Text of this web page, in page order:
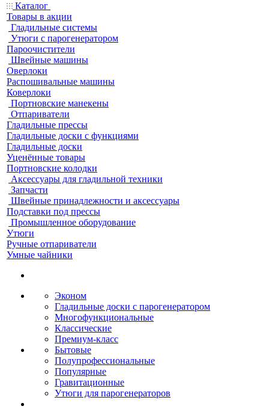
Каталог
Товары в акции
Гладильные системы
Утюги с парогенератором
Пароочистители
Швейные машины
Оверлоки
Распошивальные машины
Коверлоки
Портновские манекены
Отпариватели
Гладильные прессы
Гладильные доски с функциями
Гладильные доски
Уценённые товары
Портновские колодки
Аксессуары для гладильной техники
Запчасти
Швейные принадлежности и аксессуары
Подставки под прессы
Промышленное оборудование
Утюги
Ручные отпариватели
Умные чайники
Эконом
Гладильные доски с парогенератором
Многофункциональные
Классические
Премиум-класс
Бытовые
Полупрофессиональные
Популярные
Гравитационные
Утюги для парогенераторов